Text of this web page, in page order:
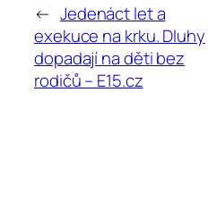
← Jedenáct let a
exekuce na krku. Dluhy
dopadají na děti bez
rodičů – E15.cz